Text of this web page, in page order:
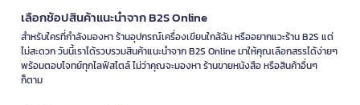
เลือกช้อปสินค้าแนะนำจาก B2S Online
สำหรับใครที่กำลังมองหา ร้านอุปกรณ์เครื่องเขียนใกล้ฉัน หรืออยากแวะร้าน B2S แต่
ไม่สะดวก วันนี้เราได้รวบรวมสินค้าแนะนำจาก B2S Online มาให้คุณเลือกสรรได้ง่ายๆ
พร้อมตอบโจทย์ทุกไลฟ์สไตล์ ไม่ว่าคุณจะมองหา ร้านขายหนังสือ หรือสินค้าอื่นๆ
ก็ตาม